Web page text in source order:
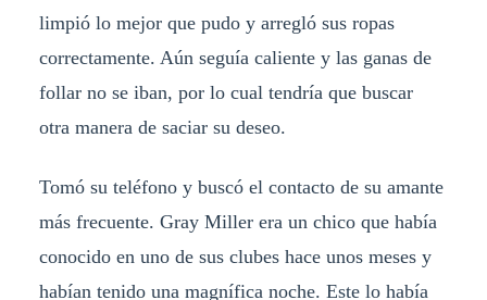
limpió lo mejor que pudo y arregló sus ropas
correctamente. Aún seguía caliente y las ganas de
follar no se iban, por lo cual tendría que buscar
otra manera de saciar su deseo.
Tomó su teléfono y buscó el contacto de su amante
más frecuente. Gray Miller era un chico que había
conocido en uno de sus clubes hace unos meses y
habían tenido una magnífica noche. Este lo había